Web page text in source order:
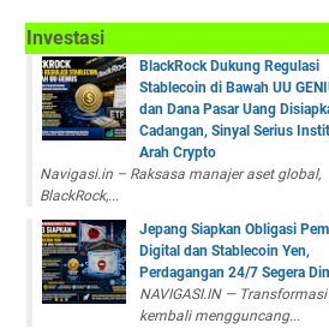
Investasi
BlackRock Dukung Regulasi
Stablecoin di Bawah UU
dan Dana Pasar Uang
Cadangan, Sinyal Serius
Arah Crypto
Navigasi.in – Raksasa manajer aset global,
BlackRock,...
Jepang Siapkan Obligasi
Digital dan Stablecoin Yen,
Perdagangan 24/7 Segera
NAVIGASI.IN —
kembali mengguncang...